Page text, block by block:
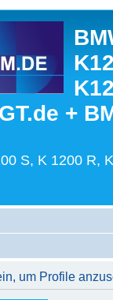
+
S, K 1200 R,
um Profile